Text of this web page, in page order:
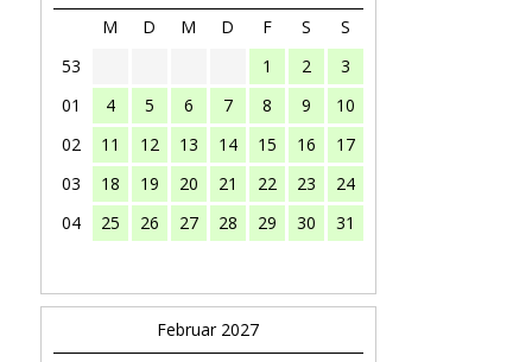
M
D M D F S
S
53
1 2
3
01
4 5 6 7 8 9
10
02
11 12 13 14 15 16
17
03
18 19 20 21 22 23
24
04
25 26 27 28 29 30 31
Februar 2027